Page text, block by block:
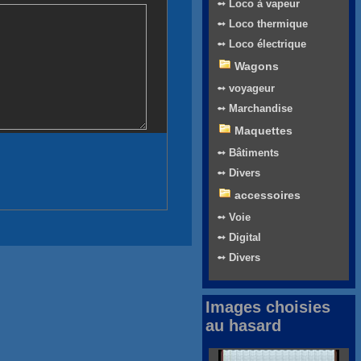
➻ Loco à vapeur
➻ Loco thermique
➻ Loco électrique
Wagons
➻ voyageur
➻ Marchandise
Maquettes
➻ Bâtiments
➻ Divers
accessoires
➻ Voie
➻ Digital
➻ Divers
Images choisies
au hasard